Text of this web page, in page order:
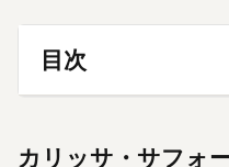
目次
カリッサ・サフォ